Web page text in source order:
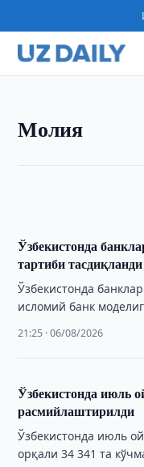
Молия
Кам таъминланган
Ўзбекистонда
тартиби тасдиқланди
Ўзбекистонда
исломий банк
21:25 · 06/08/2026
Ўзбекистонда июль
расмийлаштирилди
Ўзбекистонда июль
орқали 34 341 та